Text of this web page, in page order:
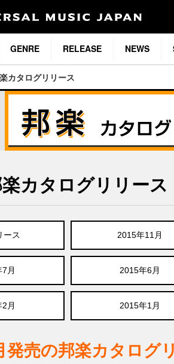
GENRE RELEASE NEWS
カタログリリース
カタログリリース
ース 2015年11月
月 2015年6月
月 2015年1月
発売の邦楽カタログ